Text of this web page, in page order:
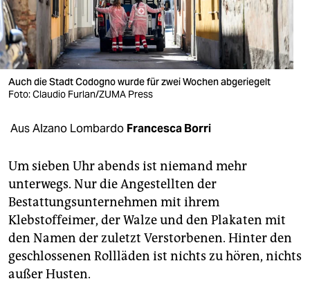
wahrheit
verlag
verlag
shop
fragen & hilfe
unterstützen
abo
genossenschaft
epaper login
Auch die Stadt Codogno wurde für zwei Wochen abgeriegelt
Foto: Claudio Furlan/ZUMA Press
Aus Alzano Lombardo Francesca Borri
Um sieben Uhr abends ist niemand mehr
unterwegs. Nur die Angestellten der
Bestattungsunternehmen mit ihrem
Klebstoffeimer, der Walze und den Plakaten mit
den Namen der zuletzt Verstorbenen. Hinter den
geschlossenen Rollläden ist nichts zu hören, nichts
außer Husten.